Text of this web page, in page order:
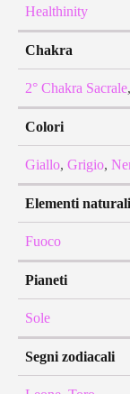
Healthinity
Chakra
2° Chakra Sacrale,
Colori
Giallo, Grigio,
Elementi naturali
Fuoco
Pianeti
Sole
Segni zodiacali